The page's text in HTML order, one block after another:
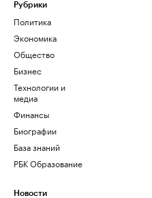
Рубрики
Политика
Экономика
Общество
Бизнес
Технологии и
медиа
Финансы
Биографии
База знаний
РБК Образование
Новости